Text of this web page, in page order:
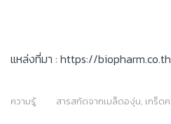
แหล่งที่มา : https://
ความรู้ สารสกัดจากเมล็ดองุ่น, เกร็ด